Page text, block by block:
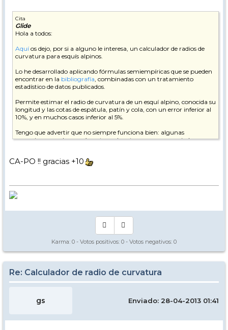
Cita
Glide
Hola a todos:
Aquí os dejo, por si a alguno le interesa, un calculador de radios de
curvatura para esquís alpinos.
Lo he desarrollado aplicando fórmulas semiempíricas que se pueden
encontrar en la bibliografía, combinadas con un tratamiento
estadístico de datos publicados.
Permite estimar el radio de curvatura de un esquí alpino, conocida su
longitud y las cotas de espátula, patín y cola, con un error inferior al
10%, y en muchos casos inferior al 5%.
Tengo que advertir que no siempre funciona bien: algunas
excepciones son los esquís cortos y de cotas muy pronunciadas, para
líneas de cotas más rectas, para los que los errores son algo mayores.
CA-PO !! gracias +10
Karma: 0 - Votos positivos: 0 - Votos negativos: 0
Re: Calculador de radio de curvatura
gs Enviado: 28-04-2013 01:41